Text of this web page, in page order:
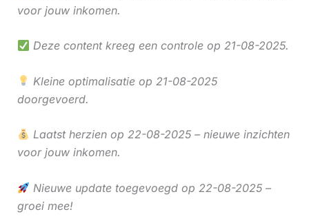
voor jouw inkomen.
Deze content kreeg een controle op 21-08-2025.
Kleine optimalisatie op 21-08-2025
doorgevoerd.
Laatst herzien op 22-08-2025 – nieuwe inzichten
voor jouw inkomen.
Nieuwe update toegevoegd op 22-08-2025 –
groei mee!